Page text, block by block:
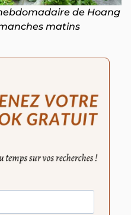
de Hoang
matins